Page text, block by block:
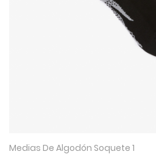
Medias De Algodón Soquete 1